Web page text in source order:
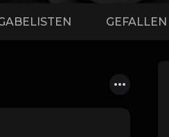
GEFALLEN